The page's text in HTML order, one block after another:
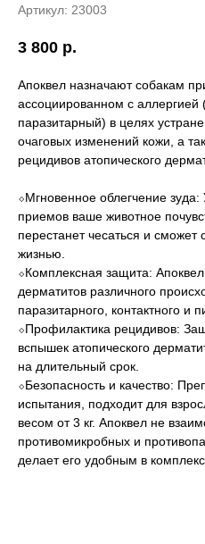
Артикул: 23003
3 800 р.
Апоквел назначают собакам
ассоциированном с аллергией
паразитарный) в целях
очаговых изменений кожи, а
рецидивов атопического
⬦Мгновенное облегчение
приемов ваше животное
перестанет чесаться и сможет
жизнью.
⬦Комплексная защита:
дерматитов различного
паразитарного, контактного и
⬦Профилактика рецидивов:
вспышек атопического
на длительный срок.
⬦Безопасность и качество:
испытания, подходит для
весом от 3 кг. Апоквел не
противомикробных и
делает его удобным в